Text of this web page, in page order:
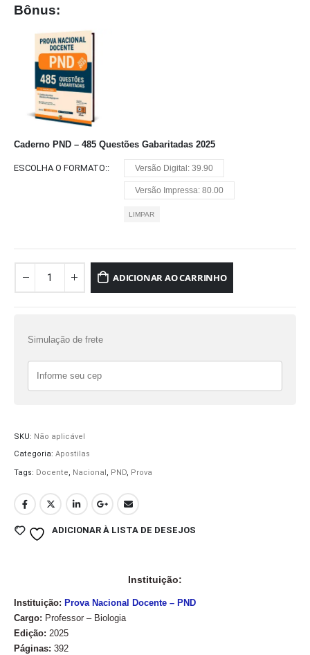
Bônus:
Caderno PND – 485 Questões Gabaritadas 2025
ESCOLHA O FORMATO: Versão Digital: 39.90
Versão Impressa: 80.00
LIMPAR
ADICIONAR AO CARRINHO
Simulação de frete
SKU: Não aplicável
Categoria: Apostilas
Tags: Docente, Nacional, PND, Prova
ADICIONAR À LISTA DE DESEJOS
Instituição:
Instituição: Prova Nacional Docente – PND
Cargo: Professor – Biologia
Edição: 2025
Páginas: 392